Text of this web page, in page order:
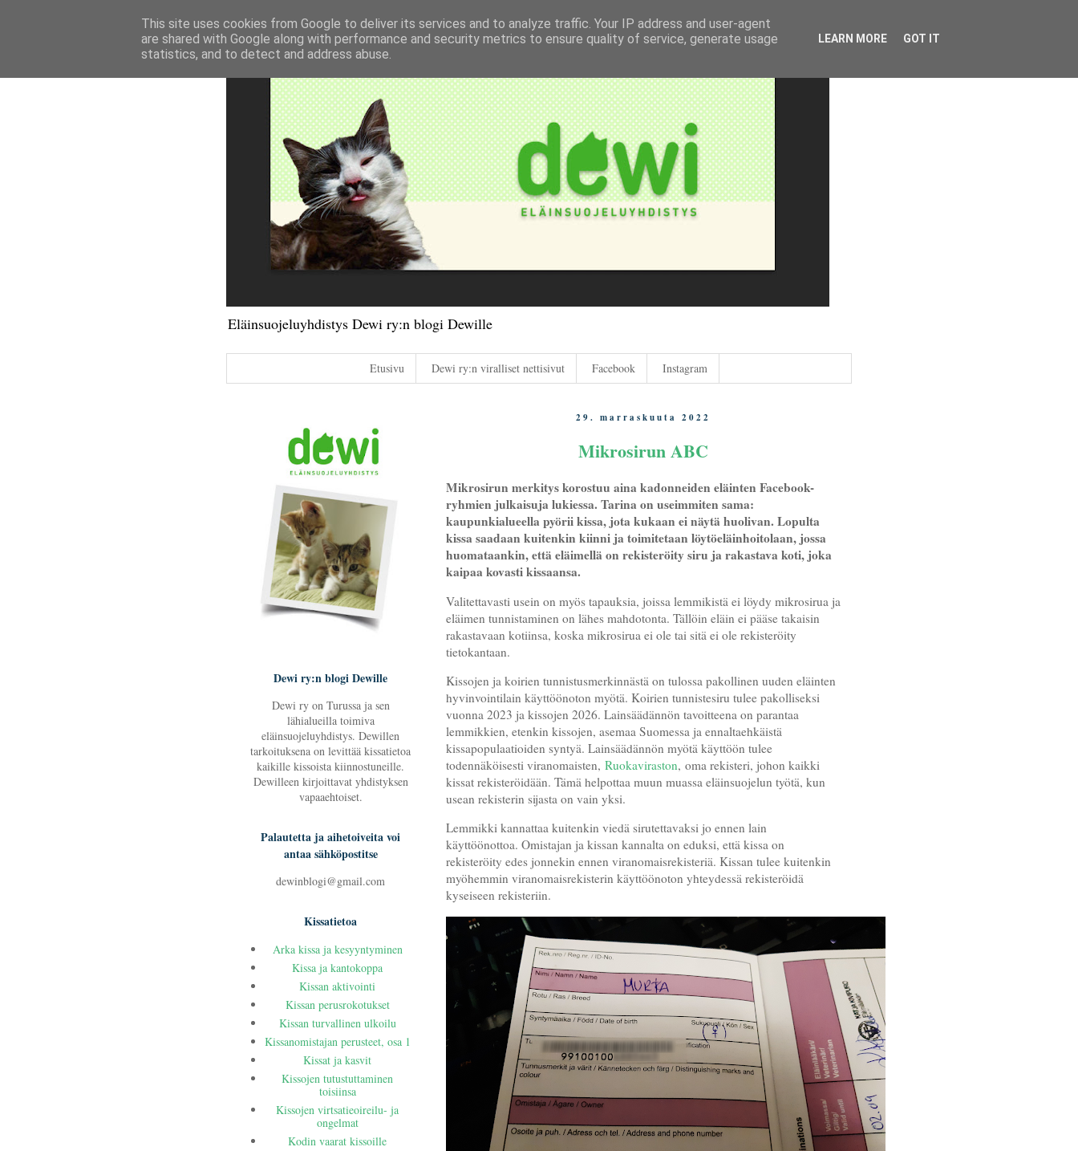
Eläinsuojeluyhdistys Dewi ry:n blogi Dewille
Etusivu Dewi ry:n viralliset nettisivut Facebook Instagram
29. marraskuuta 2022
Mikrosirun ABC
Mikrosirun merkitys korostuu aina kadonneiden eläinten Facebook-
ryhmien julkaisuja lukiessa. Tarina on useimmiten sama:
kaupunkialueella pyörii kissa, jota kukaan ei näytä huolivan. Lopulta
kissa saadaan kuitenkin kiinni ja toimitetaan löytöeläinhoitolaan, jossa
huomataankin, että eläimellä on rekisteröity siru ja rakastava koti, joka
kaipaa kovasti kissaansa.
Valitettavasti usein on myös tapauksia, joissa lemmikistä ei löydy mikrosirua ja
eläimen tunnistaminen on lähes mahdotonta. Tällöin eläin ei pääse takaisin
rakastavaan kotiinsa, koska mikrosirua ei ole tai sitä ei ole rekisteröity
tietokantaan.
Kissojen ja koirien tunnistusmerkinnästä on tulossa pakollinen uuden eläinten
hyvinvointilain käyttöönoton myötä. Koirien tunnistesiru tulee pakolliseksi
vuonna 2023 ja kissojen 2026. Lainsäädännön tavoitteena on parantaa
lemmikkien, etenkin kissojen, asemaa Suomessa ja ennaltaehkäistä
kissapopulaatioiden syntyä. Lainsäädännön myötä käyttöön tulee
todennäköisesti viranomaisten, Ruokaviraston, oma rekisteri, johon kaikki
kissat rekisteröidään. Tämä helpottaa muun muassa eläinsuojelun työtä, kun
usean rekisterin sijasta on vain yksi.
Lemmikki kannattaa kuitenkin viedä sirutettavaksi jo ennen lain
käyttöönottoa. Omistajan ja kissan kannalta on eduksi, että kissa on
rekisteröity edes jonnekin ennen viranomaisrekisteriä. Kissan tulee kuitenkin
myöhemmin viranomaisrekisterin käyttöönoton yhteydessä rekisteröidä
kyseiseen rekisteriin.
Dewi ry:n blogi Dewille
Dewi ry on Turussa ja sen
lähialueilla toimiva
eläinsuojeluyhdistys. Dewillen
tarkoituksena on levittää kissatietoa
kaikille kissoista kiinnostuneille.
Dewilleen kirjoittavat yhdistyksen
vapaaehtoiset.
Palautetta ja aihetoiveita voi
antaa sähköpostitse
dewinblogi@gmail.com
Kissatietoa
Arka kissa ja kesyyntyminen
Kissa ja kantokoppa
Kissan aktivointi
Kissan perusrokotukset
Kissan turvallinen ulkoilu
Kissanomistajan perusteet, osa 1
Kissat ja kasvit
Kissojen tutustuttaminen
toisiinsa
Kissojen virtsatieoireilu- ja
ongelmat
Kodin vaarat kissoille
This site uses cookies from Google to deliver its services and to analyze traffic. Your IP address and user-agent
are shared with Google along with performance and security metrics to ensure quality of service, generate usage
statistics, and to detect and address abuse.
LEARN MORE GOT IT